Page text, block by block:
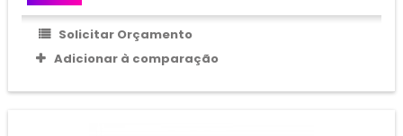
Solicitar Orçamento
Adicionar à comparação